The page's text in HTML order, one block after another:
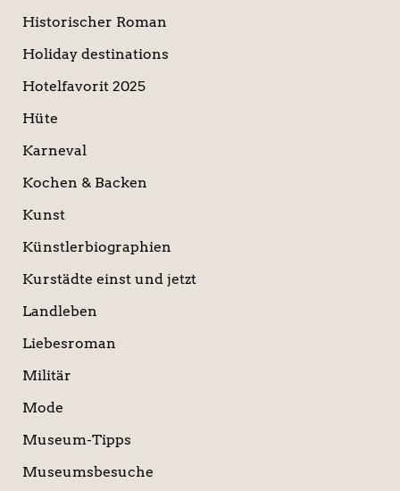
Historischer Roman
Holiday destinations
Hotelfavorit 2025
Hüte
Karneval
Kochen & Backen
Kunst
Künstlerbiographien
Kurstädte einst und jetzt
Landleben
Liebesroman
Militär
Mode
Museum-Tipps
Museumsbesuche